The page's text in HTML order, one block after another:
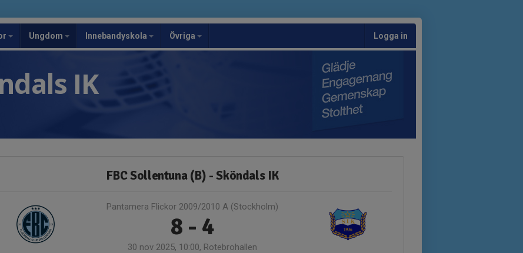
Ungdom Innebandyskola Övriga Logga in
IK
FBC Sollentuna (B) - Sköndals IK
Pantamera Flickor 2009/2010 A (Stockholm)
8 - 4
30 nov 2025, 10:00, Rotebrohallen